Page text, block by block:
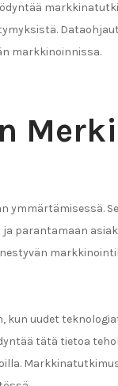
markkinoinnissa.
parantamaan
kun uudet
tätä tietoa